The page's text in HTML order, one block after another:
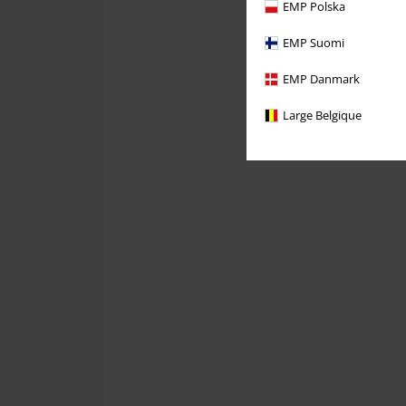
EMP Polska
EMP Suomi
EMP Danmark
Large Belgique